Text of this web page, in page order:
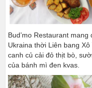
Bud’mo Restaurant
Ukraina thời Liên bang
canh củ cải đỏ thịt bò,
của bánh mì đen kvas.